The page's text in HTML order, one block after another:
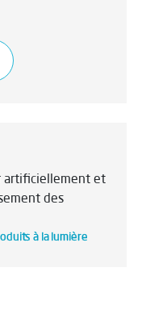
artificiellement et
des
à la lumière